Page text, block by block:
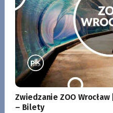
Zwiedzanie ZOO
– Bilety